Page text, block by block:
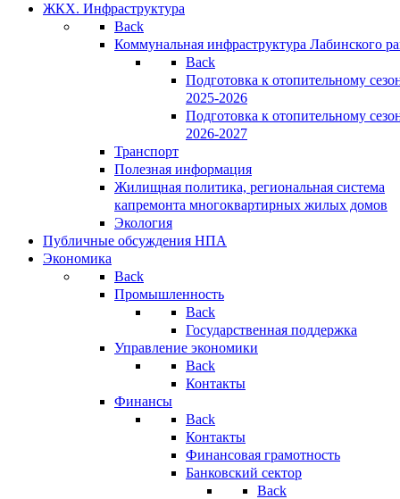
ЖКХ. Инфраструктура
Back
Коммунальная инфраструктура Лабинского
Back
Подготовка к отопительному
2025-2026
Подготовка к отопительному
2026-2027
Транспорт
Полезная информация
Жилищная политика, региональная система
капремонта многоквартирных жилых домов
Экология
Публичные обсуждения НПА
Экономика
Back
Промышленность
Back
Государственная поддержка
Управление экономики
Back
Контакты
Финансы
Back
Контакты
Финансовая грамотность
Банковский сектор
Back